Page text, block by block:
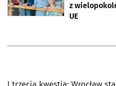
z
UE